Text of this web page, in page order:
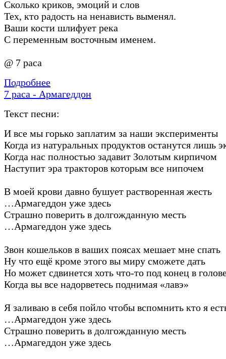
Сколько криков, эмоций и слов
Тех, кто радость на ненависть выменял.
Ваши кости шлифует река
С переменным восточным именем.
@ 7 раса
Подробнее
7 раса - Армагеддон
Текст песни:
И все мы горько заплатим за наши эксперименты
Когда из натуральных продуктов останутся лишь
Когда нас полностью задавит Золотым кирпичом
Наступит эра тракторов которым все нипочем
В моей крови давно бушует растворенная жесть
…Армагеддон уже здесь
Страшно поверить в долгожданную месть
…Армагеддон уже здесь
Звон кошельков в ваших поясах мешает мне спать
Ну что ещё кроме этого вы миру сможете дать
Но может сдвинется хоть что-то под конец в
Когда вы все надорветесь поднимая «лавэ»
Я заливаю в себя пойло чтобы вспомнить кто я
…Армагеддон уже здесь
Страшно поверить в долгожданную месть
…Армагеддон уже здесь